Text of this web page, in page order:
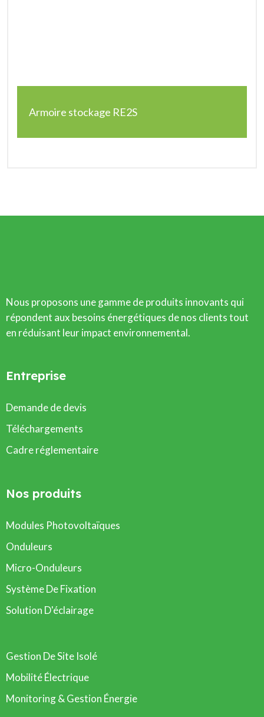
Armoire stockage RE2S
Nous proposons une gamme de produits innovants qui
répondent aux besoins énergétiques de nos clients tout
en réduisant leur impact environnemental.
Entreprise
Demande de devis
Téléchargements
Cadre réglementaire
Nos produits
Modules Photovoltaïques
Onduleurs
Micro-Onduleurs
Système De Fixation
Solution D'éclairage
Gestion De Site Isolé
Mobilité Électrique
Monitoring & Gestion Énergie